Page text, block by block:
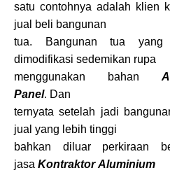
satu contohnya adalah klien
jual beli bangunan
tua. Bangunan tua
dimodifikasi sedemikan rupa
menggunakan bahan
Panel. Dan
ternyata setelah jadi
jual yang lebih tinggi
bahkan diluar perkiraan
jasa Kontraktor Aluminium